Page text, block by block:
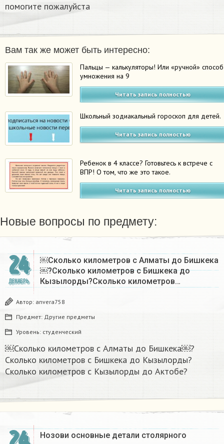
помогите пожалуйста ​
Вам так же может быть интересно:
Пальцы — калькуляторы! Или «ручной» способ
умножения на 9
Читать запись полностью
Школьный зодиакальный гороскоп для детей.
Читать запись полностью
Ребенок в 4 классе? Готовьтесь к встрече с
ВПР! О том, что же это такое.
Читать запись полностью
Новые вопросы по предмету:
24
ДЕКАБРЬ
￼Сколько километров с Алматы до Бишкека
￼?Сколько километров с Бишкека до
Кызылорды?Сколько километров…
Автор: anvera758
Предмет: Другие предметы
Уровень: студенческий
￼Сколько километров с Алматы до Бишкека￼?
Сколько километров с Бишкека до Кызылорды?
Сколько километров с Кызылорды до Актобе?
Нозови основные детали столярного